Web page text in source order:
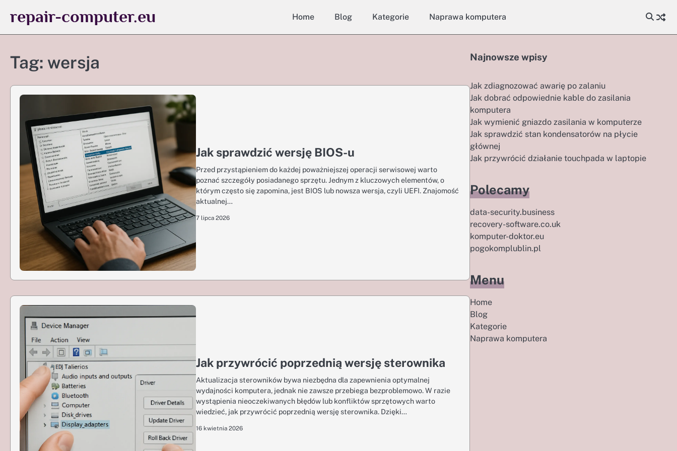
repair-computer.eu Home Blog Kategorie Naprawa komputera
Tag: wersja
Jak sprawdzić wersję BIOS-u
Przed przystąpieniem do każdej poważniejszej operacji serwisowej warto
poznać szczegóły posiadanego sprzętu. Jednym z kluczowych elementów, o
którym często się zapomina, jest BIOS lub nowsza wersja, czyli UEFI. Znajomość
aktualnej…
7 lipca 2026
Jak przywrócić poprzednią wersję sterownika
Aktualizacja sterowników bywa niezbędna dla zapewnienia optymalnej
wydajności komputera, jednak nie zawsze przebiega bezproblemowo. W razie
wystąpienia nieoczekiwanych błędów lub konfliktów sprzętowych warto
wiedzieć, jak przywrócić poprzednią wersję sterownika. Dzięki…
16 kwietnia 2026
Najnowsze wpisy
Jak zdiagnozować awarię po zalaniu
Jak dobrać odpowiednie kable do zasilania
komputera
Jak wymienić gniazdo zasilania w komputerze
Jak sprawdzić stan kondensatorów na płycie
głównej
Jak przywrócić działanie touchpada w laptopie
Polecamy
data-security.business
recovery-software.co.uk
komputer-doktor.eu
pogokomplublin.pl
Menu
Home
Blog
Kategorie
Naprawa komputera